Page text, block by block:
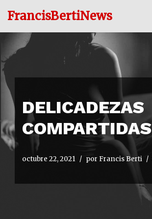
contenido
FrancisBertiNews
DELICADEZAS
COMPARTIDAS
octubre 22, 2021 por Francis Berti